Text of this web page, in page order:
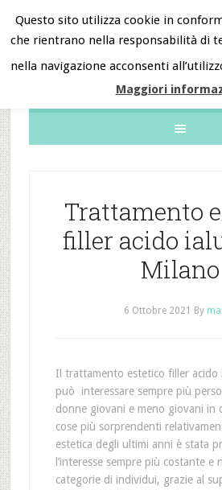
B&B
Trattamento
filler acido
Milano
6 Ottobre 2021 By
Il trattamento estetico filler acido
può interessare sempre più
donne giovani e meno giovani in
cose più sorprendenti
estetica degli ultimi anni è stata
l’interesse sempre più costante e
categorie di individui, grazie al
Questo sito utilizza cookie in
che rientrano nella responsabilità di
nella navigazione acconsenti
Maggiori